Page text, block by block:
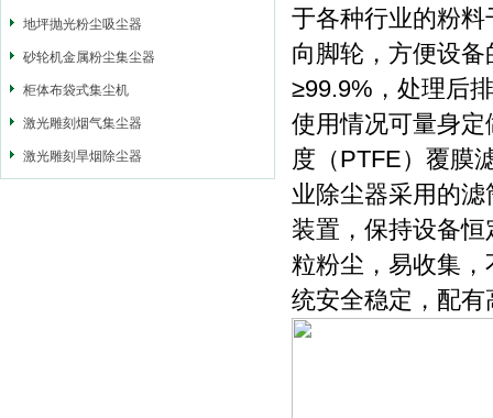
地坪抛光粉尘吸尘器
砂轮机金属粉尘集尘器
柜体布袋式集尘机
激光雕刻烟气集尘器
激光雕刻旱烟除尘器
于各种行业的粉
向脚轮，方便设
≥99.9%，处理后
使用情况可量身
度（PTFE）覆膜
业除尘器采用的
装置，保持设备
粒粉尘，易收集
统安全稳定，配